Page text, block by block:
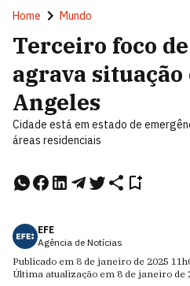
Home Mundo
Terceiro foco
agrava situação
Angeles
Cidade está em estado de
áreas residenciais
EFE
Agência de Notícias
Publicado em 8 de janeiro de 2025
Última atualização em 8 de janeiro de